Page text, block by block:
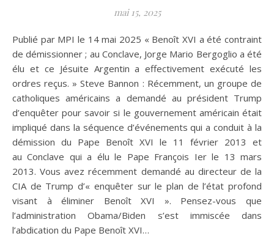
mai 15, 2025
Publié par MPI le 14 mai 2025 « Benoît XVI a été contraint
de démissionner ; au Conclave, Jorge Mario Bergoglio a été
élu et ce Jésuite Argentin a effectivement exécuté les
ordres reçus. » Steve Bannon : Récemment, un groupe de
catholiques américains a demandé au président Trump
d’enquêter pour savoir si le gouvernement américain était
impliqué dans la séquence d’événements qui a conduit à la
démission du Pape Benoît XVI le 11 février 2013 et
au Conclave qui a élu le Pape François Ier le 13 mars
2013. Vous avez récemment demandé au directeur de la
CIA de Trump d’« enquêter sur le plan de l’état profond
visant à éliminer Benoît XVI ». Pensez-vous que
l’administration Obama/Biden s’est immiscée dans
l’abdication du Pape Benoît XVI…